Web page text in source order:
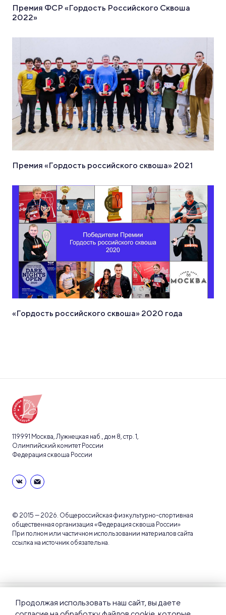
Премия ФСР «Гордость Российского Сквоша
2022»
Премия «Гордость российского сквоша» 2021
«Гордость российского сквоша» 2020 года
119991 Москва, Лужнецкая наб., дом 8, стр. 1,
Олимпийский комитет России
Федерация сквоша России
© 2015 — 2026. Общероссийская физкультурно-спортивная
общественная организация «Федерация сквоша России»
При полном или частичном использовании материалов сайта
ссылка на источник обязательна.
соглашение
конфиденциальности
Продолжая использовать наш сайт, вы даете